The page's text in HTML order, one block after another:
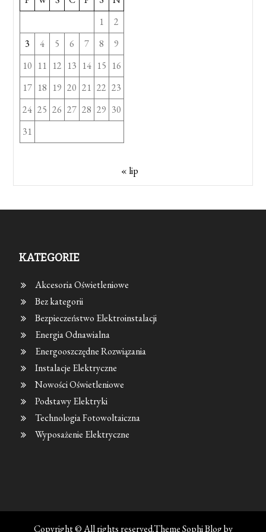
1
2
3
4 5 6 7 8
9
10 11 12 13 14 15 16
17 18 19 20 21 22 23
24 25 26 27 28 29 30
31
« lip
KATEGORIE
Akcesoria Oświetleniowe
Bez kategorii
Bezpieczeństwo Elektroinstalacji
Energia Odnawialna
Energooszczędne Rozwiązania
Instalacje Elektryczne
Nowości Oświetleniowe
Podstawy Elektryki
Technologia Fotowoltaiczna
Wyposażenie Elektryczne
Copyright © All rights reserved.Theme Sophi Blog by